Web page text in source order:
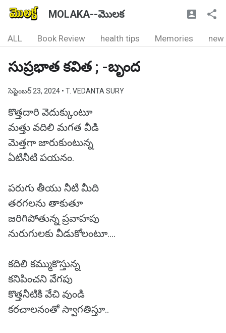
MOLAKA--మొలక
ALL Book Review health tips Memories new
సుప్రభాత కవిత ; -బృంద
సెప్టెంబర్ 23, 2024 • T. VEDANTA SURY
కొత్తదారి వెదుక్కుంటూ
మత్తు వదిలి మగత వీడి
మెత్తగా జారుకుంటున్న
ఏటినీటి పయనం.
పరుగు తీయు నీటి మీది
తరగలను తాకుతూ
జరిగిపోతున్న ప్రవాహపు
నురుగులకు వీడుకోలంటూ....
కదిలి కమ్ముకొస్తున్న
కనిపించని వేగపు
కొత్తనీటికి వేచి వుండి
కరచాలనంతో స్వాగతిస్తూ..